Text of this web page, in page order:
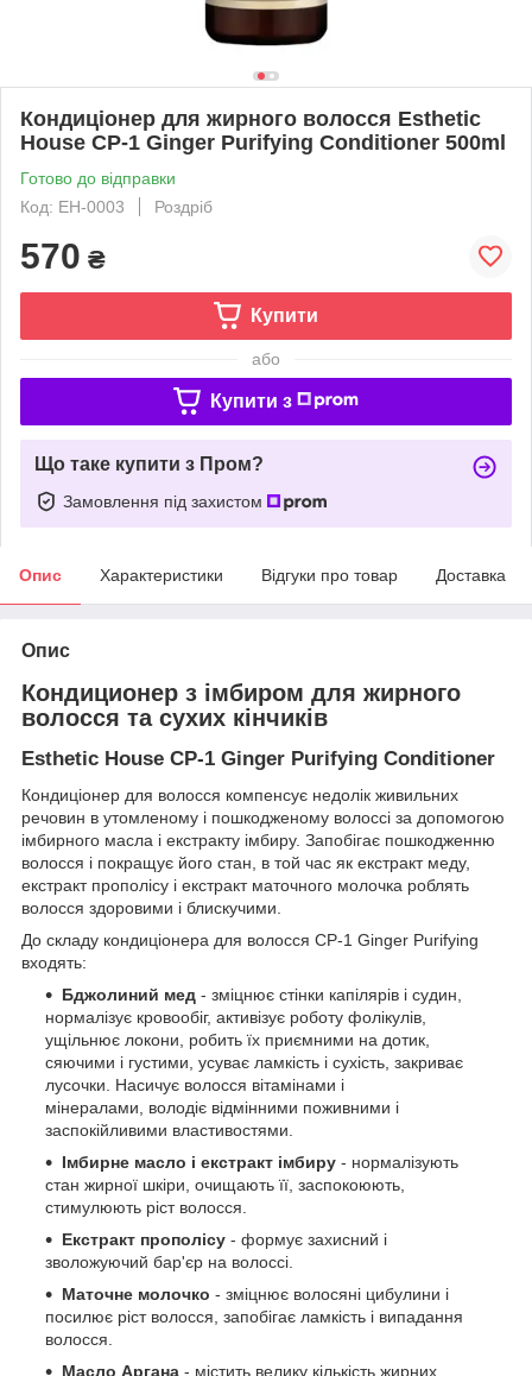
Кондиціонер для жирного волосся Esthetic
House CP-1 Ginger Purifying Conditioner 500ml
Готово до відправки
Код: EH-0003
Роздріб
570 ₴
Купити
або
Купити з
Що таке купити з Пром?
Замовлення під захистом
Опис Характеристики Відгуки про товар Доставка
Опис
Кондиционер з імбиром для жирного
волосся та сухих кінчиків
Esthetic House CP-1 Ginger Purifying Conditioner
Кондиціонер для волосся компенсує недолік живильних
речовин в утомленому і пошкодженому волоссі за допомогою
імбирного масла і екстракту імбиру. Запобігає пошкодженню
волосся і покращує його стан, в той час як екстракт меду,
екстракт прополісу і екстракт маточного молочка роблять
волосся здоровими і блискучими.
До складу кондиціонера для волосся CP-1 Ginger Purifying
входять:
Бджолиний мед - зміцнює стінки капілярів і судин,
нормалізує кровообіг, активізує роботу фолікулів,
ущільнює локони, робить їх приємними на дотик,
сяючими і густими, усуває ламкість і сухість, закриває
лусочки. Насичує волосся вітамінами і
мінералами, володіє відмінними поживними і
заспокійливими властивостями.
Імбирне масло і екстракт імбиру - нормалізують
стан жирної шкіри, очищають її, заспокоюють,
стимулюють ріст волосся.
Екстракт прополісу - формує захисний і
зволожуючий бар'єр на волоссі.
Маточне молочко - зміцнює волосяні цибулини і
посилює ріст волосся, запобігає ламкість і випадання
волосся.
Масло Аргана - містить велику кількість жирних